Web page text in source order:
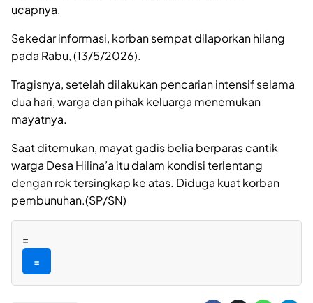
ucapnya.
Sekedar informasi, korban sempat dilaporkan hilang
pada Rabu, (13/5/2026).
Tragisnya, setelah dilakukan pencarian intensif selama
dua hari, warga dan pihak keluarga menemukan
mayatnya.
Saat ditemukan, mayat gadis belia berparas cantik
warga Desa Hilina’a itu dalam kondisi terlentang
dengan rok tersingkap ke atas. Diduga kuat korban
pembunuhan.(SP/SN)
=
=